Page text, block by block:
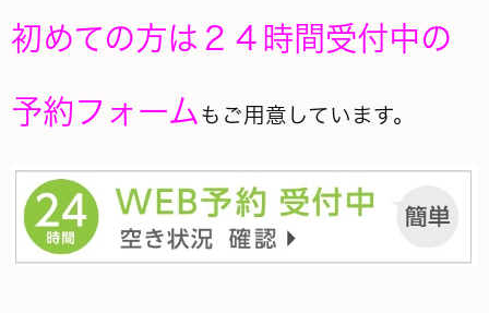
初めての方は２４時間受付中の
予約フォーム もご用意しています。